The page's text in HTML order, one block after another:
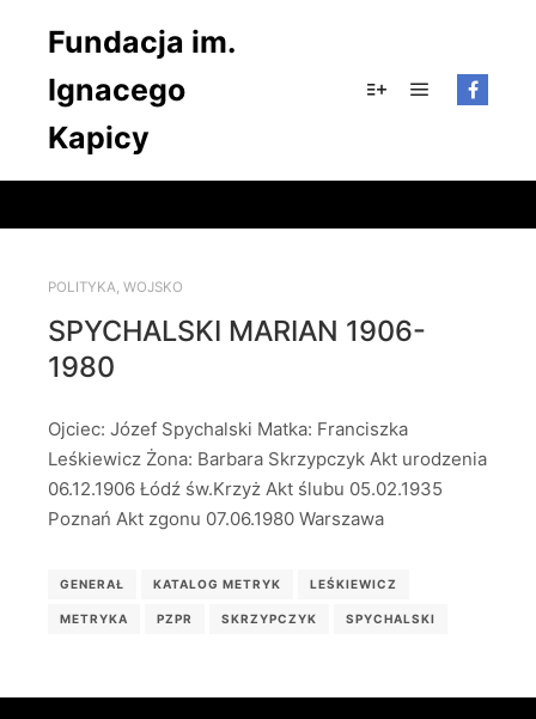
Fundacja im.
Ignacego
Kapicy
POLITYKA, WOJSKO
SPYCHALSKI MARIAN 1906-
1980
Ojciec: Józef Spychalski Matka: Franciszka
Leśkiewicz Żona: Barbara Skrzypczyk Akt urodzenia
06.12.1906 Łódź św.Krzyż Akt ślubu 05.02.1935
Poznań Akt zgonu 07.06.1980 Warszawa
GENERAŁ KATALOG METRYK LEŚKIEWICZ
METRYKA PZPR SKRZYPCZYK SPYCHALSKI